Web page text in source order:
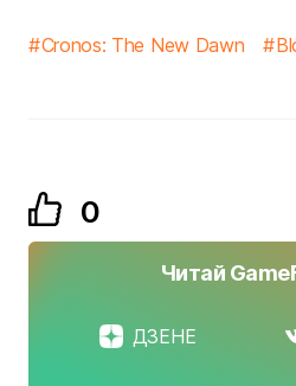
Cronos: The New Dawn
0
Читай
ДЗЕНЕ